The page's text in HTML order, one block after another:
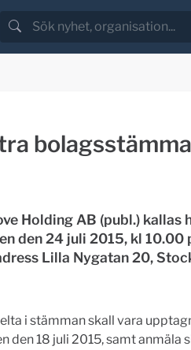
Holding AB (publ.) kallas
den 24 juli 2015, kl 10.00
Lilla Nygatan 20,
i stämman skall vara
den 18 juli 2015, samt anmäla